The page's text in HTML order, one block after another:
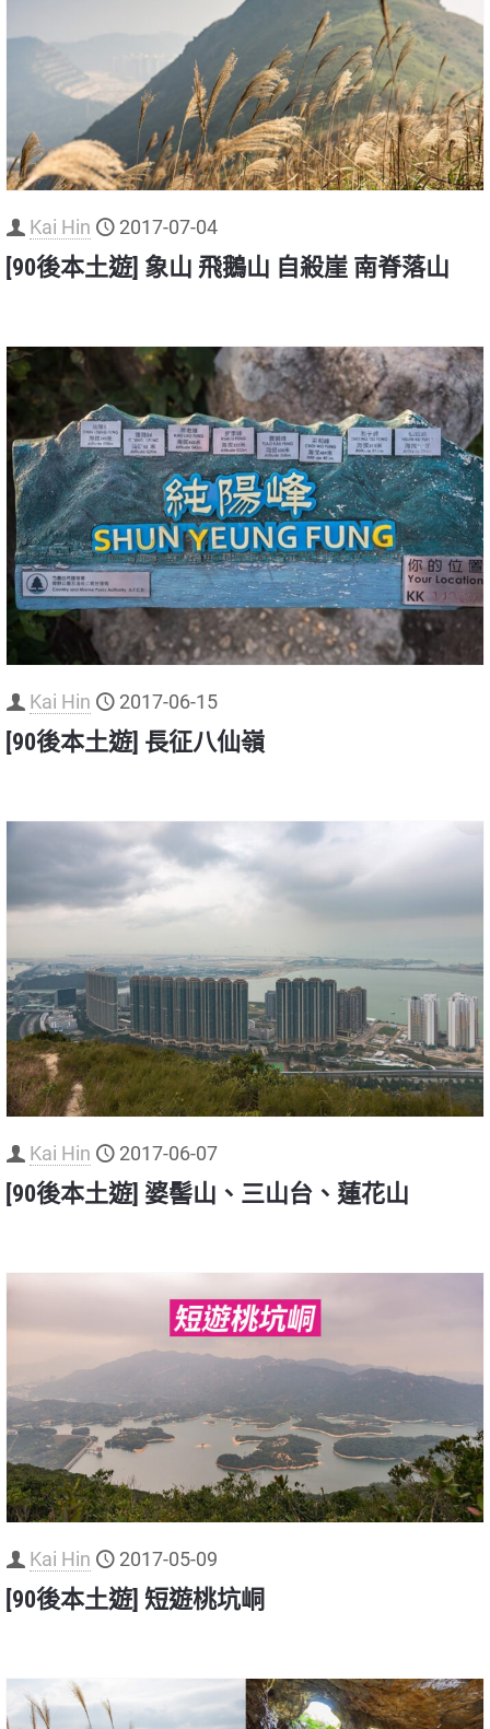
Kai Hin 2017-07-04
[90後本土遊] 象山 飛鵝山 自殺崖 南脊落山
Kai Hin 2017-06-15
[90後本土遊] 長征八仙嶺
Kai Hin 2017-06-07
[90後本土遊] 婆髻山、三山台、蓮花山
Kai Hin 2017-05-09
[90後本土遊] 短遊桃坑峒